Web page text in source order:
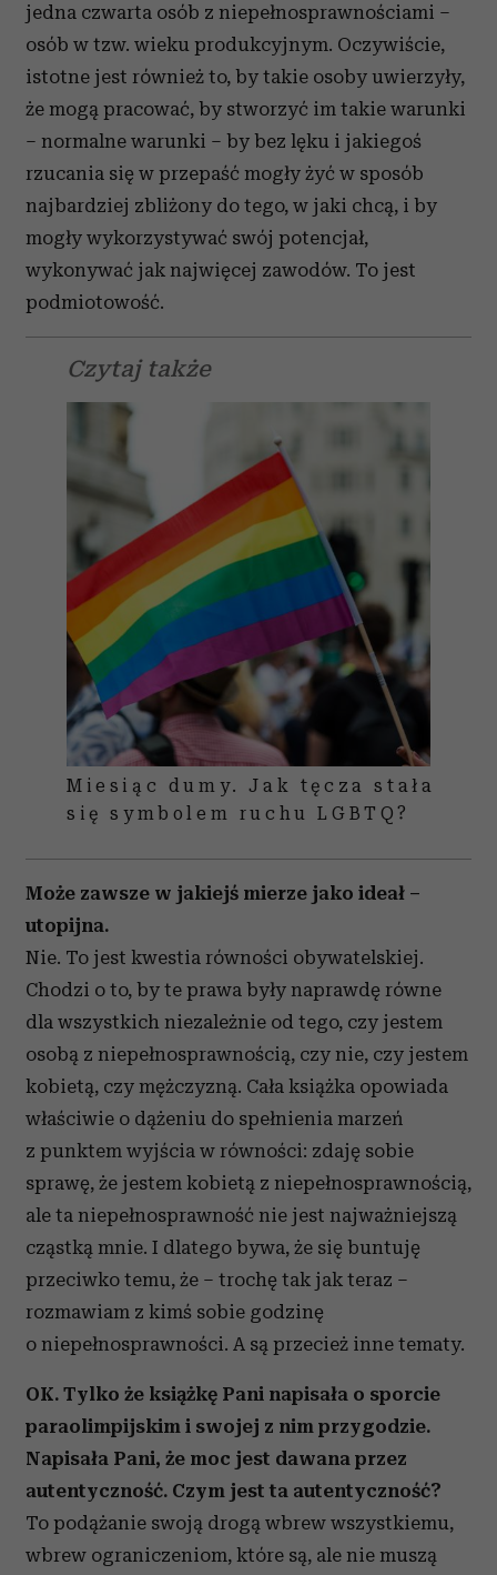
jedna czwarta osób z niepełnosprawnościami –
osób w tzw. wieku produkcyjnym. Oczywiście,
istotne jest również to, by takie osoby uwierzyły,
że mogą pracować, by stworzyć im takie warunki
– normalne warunki – by bez lęku i jakiegoś
rzucania się w przepaść mogły żyć w sposób
najbardziej zbliżony do tego, w jaki chcą, i by
mogły wykorzystywać swój potencjał,
wykonywać jak najwięcej zawodów. To jest
podmiotowość.
Czytaj także
Miesiąc dumy. Jak tęcza stała
się symbolem ruchu LGBTQ?
Może zawsze w jakiejś mierze jako ideał –
utopijna.
Nie. To jest kwestia równości obywatelskiej.
Chodzi o to, by te prawa były naprawdę równe
dla wszystkich niezależnie od tego, czy jestem
osobą z niepełnosprawnością, czy nie, czy jestem
kobietą, czy mężczyzną. Cała książka opowiada
właściwie o dążeniu do spełnienia marzeń
z punktem wyjścia w równości: zdaję sobie
sprawę, że jestem kobietą z niepełnosprawnością,
ale ta niepełnosprawność nie jest najważniejszą
cząstką mnie. I dlatego bywa, że się buntuję
przeciwko temu, że – trochę tak jak teraz –
rozmawiam z kimś sobie godzinę
o niepełnosprawności. A są przecież inne tematy.
OK. Tylko że książkę Pani napisała o sporcie
paraolimpijskim i swojej z nim przygodzie.
Napisała Pani, że moc jest dawana przez
autentyczność. Czym jest ta autentyczność?
To podążanie swoją drogą wbrew wszystkiemu,
wbrew ograniczeniom, które są, ale nie muszą